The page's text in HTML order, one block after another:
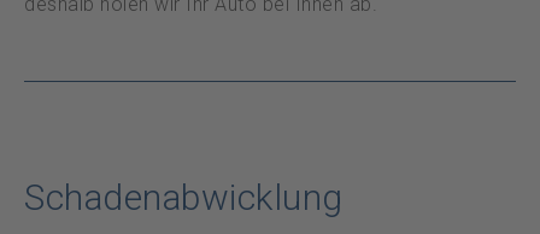
Notfall
deshalb holen wir Ihr Auto bei Ihnen ab.
Schadenabwicklung